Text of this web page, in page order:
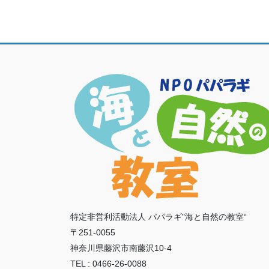
特定非営利活動法人 パパラギ"海と自然の教室“
〒251-0055
神奈川県藤沢市南藤沢10-4
TEL : 0466-26-0088